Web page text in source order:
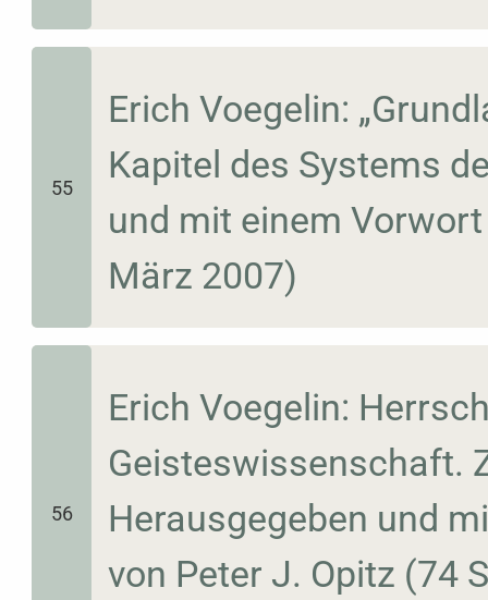
55
Erich Voegelin:
Kapitel des Systems
und mit einem
März 2007)
56
Erich Voegelin:
Geisteswissenschaft.
Herausgegeben und
von Peter J. Opitz (74